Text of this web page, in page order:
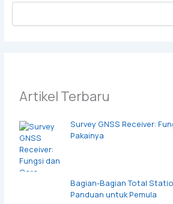
Artikel Terbaru
Survey GNSS Receiver:
Pakainya
Bagian-Bagian Total
Panduan untuk Pemula